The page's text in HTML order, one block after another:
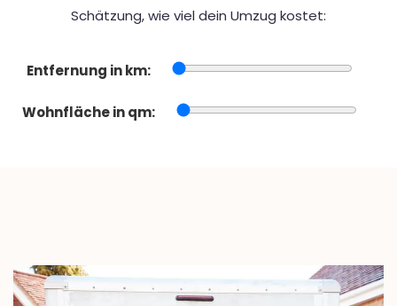
Schätzung, wie viel dein Umzug kostet:
Entfernung in km:
Wohnfläche in qm: